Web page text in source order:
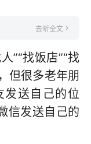
去听全文
”“找饭店”“找
但很多老年朋
发送自己的位
信发送自己的